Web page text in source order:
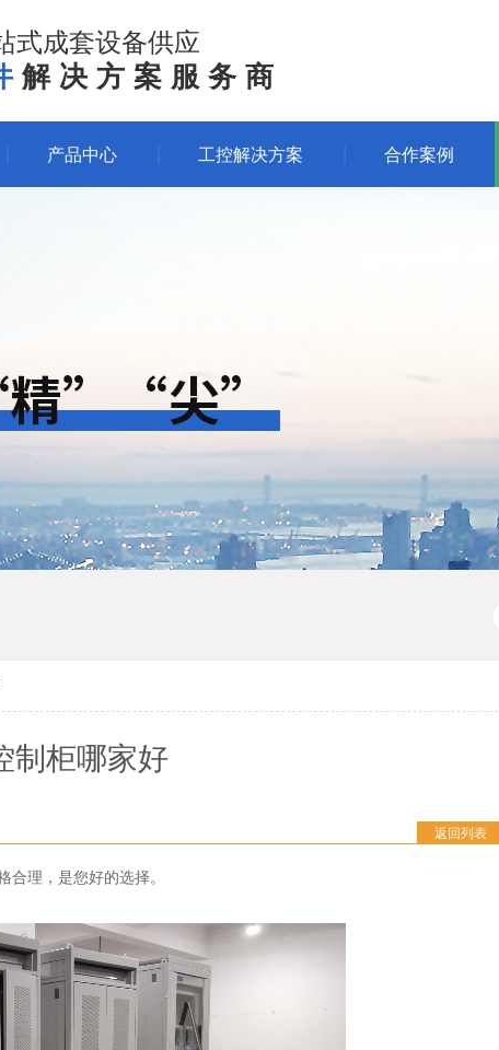
式成套设备供应
解决方案服务商
产品中心 工控解决方案 合作案例
制柜哪家好
返回列表
理，是您好的选择。